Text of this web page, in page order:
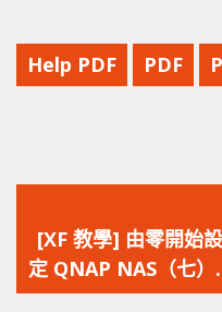
Help PDF PDF
一
篇
文
[XF 教學] 由零開始設
定 QNAP NAS（七）
分鐘建立私人 VPN